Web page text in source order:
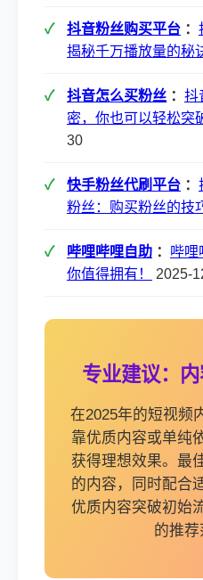
抖音粉丝购买平台 ：
揭秘千万播放量的秘
抖音怎么买粉丝 ： 抖
密，你也可以轻松突
30
快手粉丝代刷平台 ：
粉丝：购买粉丝的技
哔哩哔哩自助 ： 哔哩
你值得拥有！
2025-
专业建议：
在2025年的短视频
靠优质内容或单纯
获得理想效果。最
的内容，同时配合
优质内容突破初始
的推荐